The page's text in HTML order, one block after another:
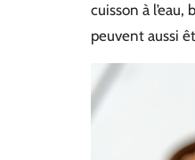
cuisson à
peuvent aussi